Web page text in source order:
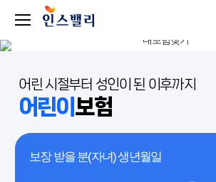
어린 시절부터 성인이 된 이후까지
어린이 보험
보장 받을 분(자녀) 생년월일